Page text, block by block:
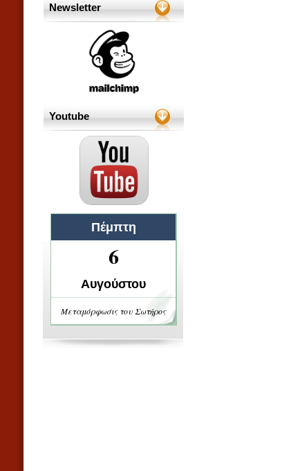
Newsletter
Youtube
Πέμπτη
6
Αυγούστου
Μεταμόρφωσις του Σωτήρος